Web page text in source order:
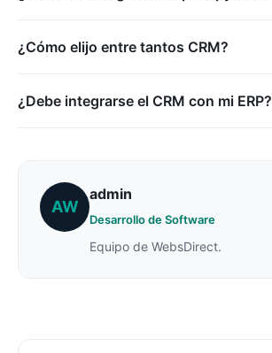
¿Cómo elijo entre tantos CRM?
¿Debe integrarse el CRM con mi ERP?
AW
admin
Desarrollo de Software
Equipo de WebsDirect.